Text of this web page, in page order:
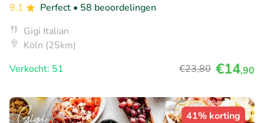
9.1
Perfect • 58 beoordelingen
Gigi Italian
Köln (25km)
Verkocht: 51
€23,80 €14,90
41% korting